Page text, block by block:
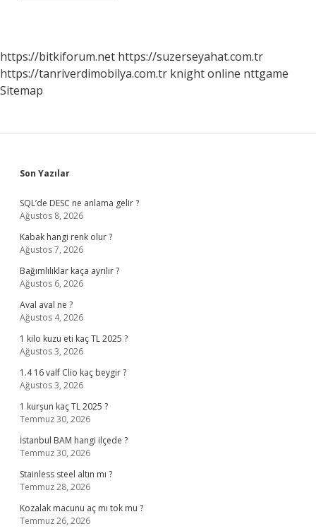
https://bitkiforum.net https://suzerseyahat.com.tr
https://tanriverdimobilya.com.tr knight online nttgame
Sitemap
Sidebar
Son Yazılar
SQL’de DESC ne anlama gelir ?
Ağustos 8, 2026
Kabak hangi renk olur ?
Ağustos 7, 2026
Bağımlılıklar kaça ayrılır ?
Ağustos 6, 2026
Aval aval ne ?
Ağustos 4, 2026
1 kilo kuzu eti kaç TL 2025 ?
Ağustos 3, 2026
1.4 16 valf Clio kaç beygir ?
Ağustos 3, 2026
1 kurşun kaç TL 2025 ?
Temmuz 30, 2026
İstanbul BAM hangi ilçede ?
Temmuz 30, 2026
Stainless steel altın mı ?
Temmuz 28, 2026
Kozalak macunu aç mı tok mu ?
Temmuz 26, 2026